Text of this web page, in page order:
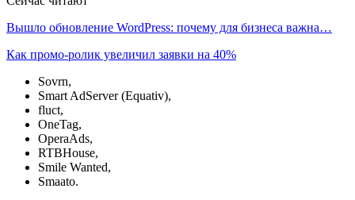
Вышло обновление WordPress: почему для бизнеса важна…
Как промо-ролик увеличил заявки на 40%
Sovrn,
Smart AdServer (Equativ),
fluct,
OneTag,
OperaAds,
RTBHouse,
Smile Wanted,
Smaato.